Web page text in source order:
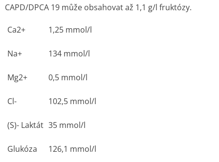
CAPD/DPCA 19 může obsahovat až 1,1 g/l fruktózy.
Ca2+ 1,25 mmol/l
Na+ 134 mmol/l
Mg2+ 0,5 mmol/l
Cl- 102,5 mmol/l
(S)- Laktát 35 mmol/l
Glukóza 126,1 mmol/l